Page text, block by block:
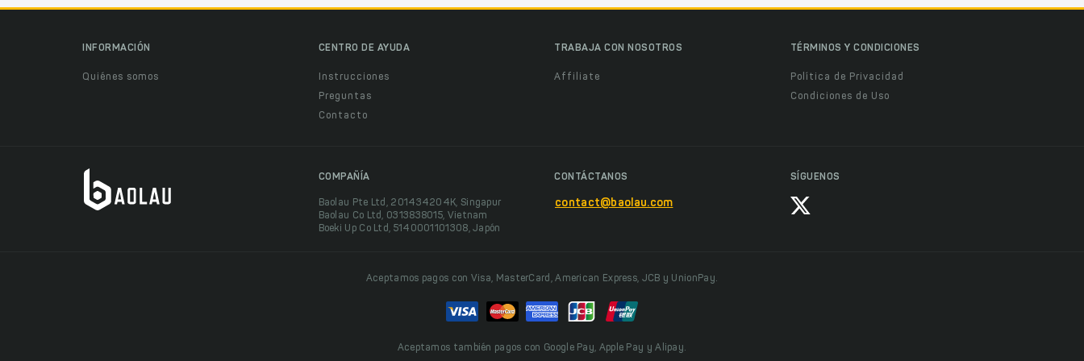
INFORMACIÓN
Quiénes somos
CENTRO DE AYUDA
Instrucciones
Preguntas
Contacto
TRABAJA CON NOSOTROS
Affiliate
TÉRMINOS Y CONDICIONES
Política de Privacidad
Condiciones de Uso
COMPAÑÍA
Baolau Pte Ltd, 201434204K, Singapur
Baolau Co Ltd, 0313838015, Vietnam
Boeki Up Co Ltd, 5140001101308, Japón
CONTÁCTANOS
contact@baolau.com
SÍGUENOS
Aceptamos pagos con Visa, MasterCard, American Express, JCB y UnionPay.
Aceptamos también pagos con Google Pay, Apple Pay y Alipay.